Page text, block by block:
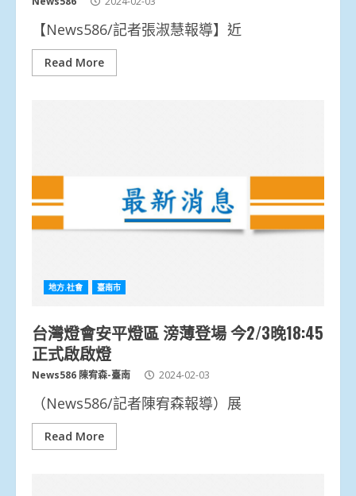
【News586/記者張淑慧報導】近
Read More
地方.社會 臺南市
台灣燈會安平燈區 滂薄登場 今2/3晚18:45
正式啟啟燈
News586 陳宥森-臺南 2024-02-03
（News586/記者陳宥森報導）展
Read More